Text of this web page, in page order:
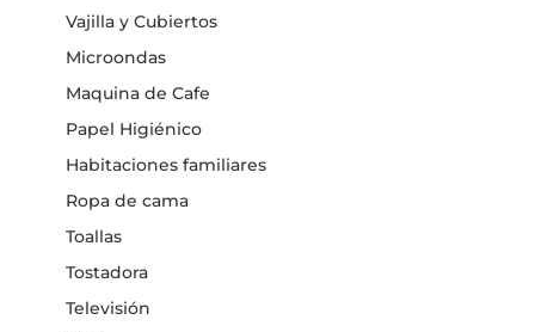
Vajilla y Cubiertos
Microondas
Maquina de Cafe
Papel Higiénico
Habitaciones familiares
Ropa de cama
Toallas
Tostadora
Televisión